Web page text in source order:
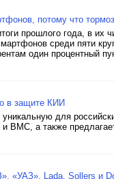
потому что
прошлого года, в их
среди пяти
один процентный
в защите КИИ
уникальную для
BMC, а также
«УАЗ», Lada, Sollers и